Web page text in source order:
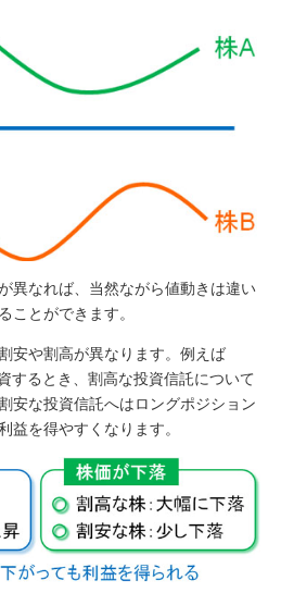
異なれば、当然ながら値動きは違い
ことができます。
安や割高が異なります。例えば
するとき、割高な投資信託について
安な投資信託へはロングポジション
益を得やすくなります。